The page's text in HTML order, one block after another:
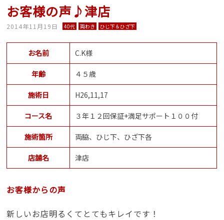
お客様の声♪津店
2014年11月19日 40代 両わき ひじ下＆ひざ下
お名前 C.K様
年齢 ４５歳
施術日 H26,11,17
コース名 ３年１２回保証+満足サポート１００付
施術箇所 両脇、ひじ下、ひざ下各
店舗名 津店
お客様からの声
新しいお店明るくてとてもキレイです！